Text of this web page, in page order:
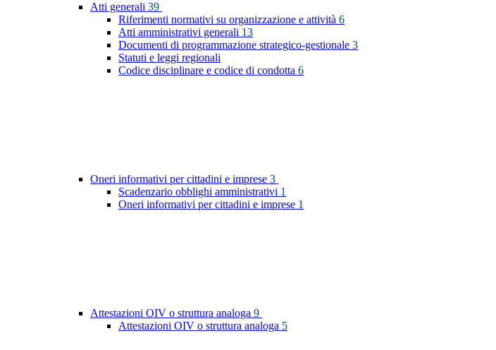
Atti generali 39
Riferimenti normativi su organizzazione e attività 6
Atti amministrativi generali 13
Documenti di programmazione strategico-gestionale 3
Statuti e leggi regionali
Codice disciplinare e codice di condotta 6
Oneri informativi per cittadini e imprese 3
Scadenzario obblighi amministrativi 1
Oneri informativi per cittadini e imprese 1
Attestazioni OIV o struttura analoga 9
Attestazioni OIV o struttura analoga 5